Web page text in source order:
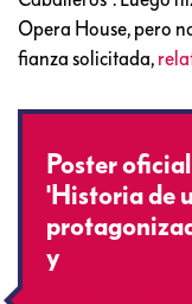
Opera House, pero
fianza solicitada,
Poster
'Historia de
y